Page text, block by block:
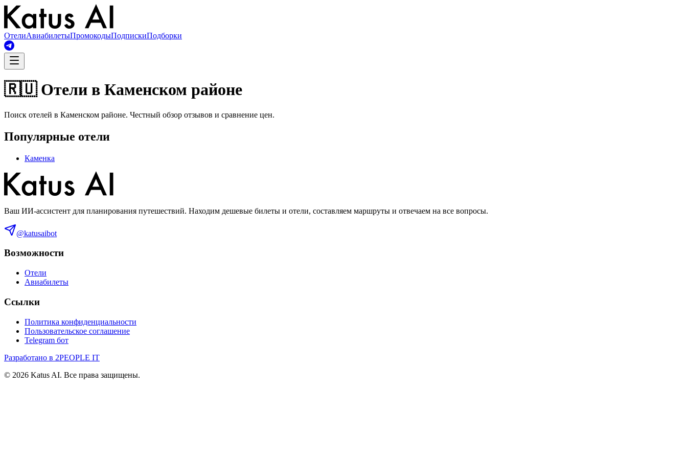
ОтелиАвиабилетыПромокодыПодпискиПодборки
🇷🇺 Отели в Каменском районе
Поиск отелей в Каменском районе. Честный обзор отзывов и сравнение цен.
Популярные отели
Каменка
Ваш ИИ-ассистент для планирования путешествий. Находим дешевые билеты и отели, составляем маршруты и отвечаем на все вопросы.
@katusaibot
Возможности
Отели
Авиабилеты
Ссылки
Политика конфиденциальности
Пользовательское соглашение
Telegram бот
Разработано в 2PEOPLE IT
© 2026 Katus AI. Все права защищены.